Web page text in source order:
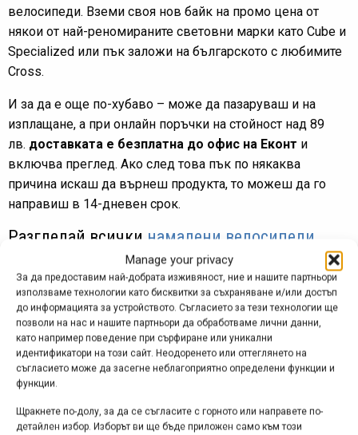
Manage your privacy
За да предоставим най-добрата изживяност, ние и нашите партньори
използваме технологии като бисквитки за съхраняване и/или достъп
до информацията за устройството. Съгласието за тези технологии ще
позволи на нас и нашите партньори да обработваме лични данни,
като например поведение при сърфиране или уникални
идентификатори на този сайт. Неодоренето или оттеглянето на
съгласието може да засегне неблагоприятно определени функции и
функции.
Щракнете по-долу, за да се съгласите с горното или направете по-
детайлен избор. Изборът ви ще бъде приложен само към този
велосипеди. Вземи своя нов байк на промо цена от
някои от най-реномираните световни марки като Cube и
Specialized или пък заложи на българското с любимите
Cross.
И за да е още по-хубаво – може да пазаруваш и на
изплащане, а при онлайн поръчки на стойност над 89
лв. доставката е безплатна до офис на Еконт и
включва преглед. Ако след това пък по някаква
причина искаш да върнеш продукта, то можеш да го
направиш в 14-дневен срок.
Разгледай всички намалени велосипеди
от 22 април до 1 май.
Лизинг
Плащане с карта или в брой
Преглед преди плащане
Безплатна доставка над 89 лв.
Внашия сайтможе да използваш полезния таб